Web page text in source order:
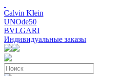
Calvin Klein
UNOde50
BVLGARI
Индивидуальные заказы